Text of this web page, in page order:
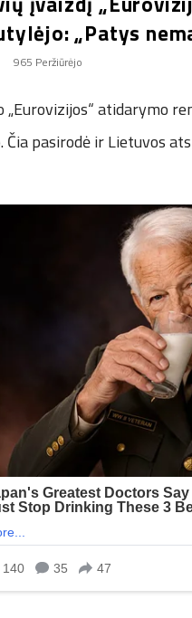
„Patys
965 Peržiūrėjo
„Eurovizijos“ atidarymo
pasirodė ir Lietuvos